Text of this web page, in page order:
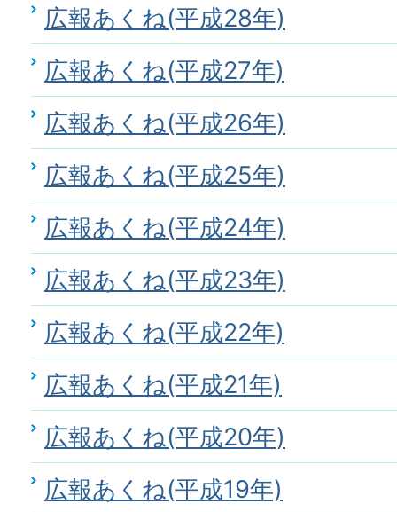
広報あくね(平成28年)
広報あくね(平成27年)
広報あくね(平成26年)
広報あくね(平成25年)
広報あくね(平成24年)
広報あくね(平成23年)
広報あくね(平成22年)
広報あくね(平成21年)
広報あくね(平成20年)
広報あくね(平成19年)